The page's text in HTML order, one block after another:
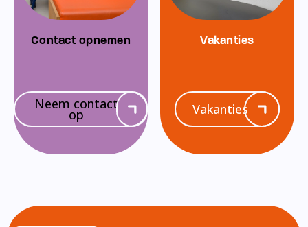
Contact opnemen
Neem contact
op
Vakanties
Vakanties